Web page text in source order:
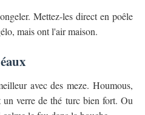
Mettez-les direct en poêle
mais ont l'air maison.
avec des meze. Houmous,
verre de thé turc bien fort. Ou